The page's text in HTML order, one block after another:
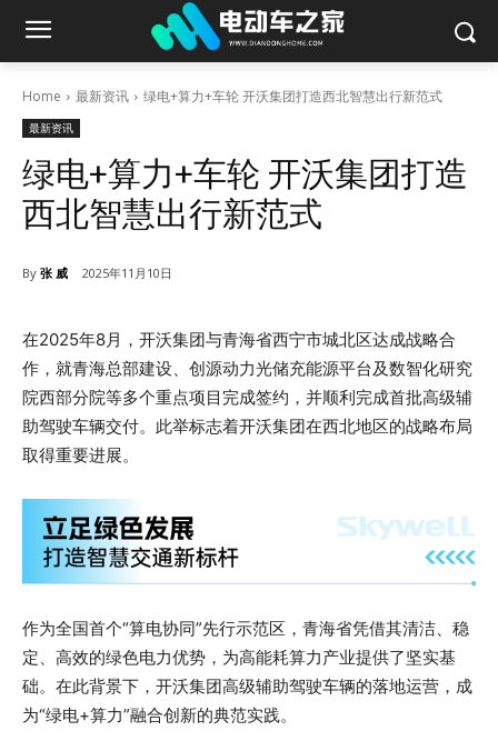
Home 最新资讯 绿电+算力+车轮 开沃集团打造西北智慧出行新范式
最新资讯
绿电+算力+车轮 开沃集团打造
西北智慧出行新范式
By 张 威 2025年11月10日
在2025年8月，开沃集团与青海省西宁市城北区达成战略合
作，就青海总部建设、创源动力光储充能源平台及数智化研究
院西部分院等多个重点项目完成签约，并顺利完成首批高级辅
助驾驶车辆交付。此举标志着开沃集团在西北地区的战略布局
取得重要进展。
作为全国首个“算电协同”先行示范区，青海省凭借其清洁、稳
定、高效的绿色电力优势，为高能耗算力产业提供了坚实基
础。在此背景下，开沃集团高级辅助驾驶车辆的落地运营，成
为“绿电+算力”融合创新的典范实践。